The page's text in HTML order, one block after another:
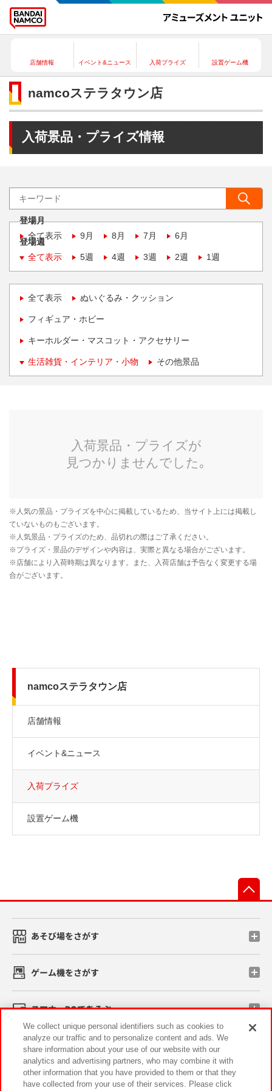
店舗情報 イベント&ニュース 入荷プライズ 設置ゲーム機
namcoステラタウン店
入荷景品・プライズ情報
登場月
全て表示
9月 8月 7月 6月
登場週
全て表示
5週 4週 3週 2週 1週
全て表示 ぬいぐるみ・クッション
フィギュア・ホビー
キーホルダー・マスコット・アクセサリー
生活雑貨・インテリア・小物 その他景品
namcoステラタウン店
店舗情報
イベント&ニュース
入荷プライズ
設置ゲーム機
あそび場をさがす
ゲーム機をさがす
スマホ・PCであそぶ
イベント・キャンペーン
We collect unique personal identifiers such as cookies to
analyze our traffic and to personalize content and ads. We
share information about your use of our website with our
analytics and advertising partners, who may combine it with
other information that you have provided to them or that they
have collected from your use of their services. Please click